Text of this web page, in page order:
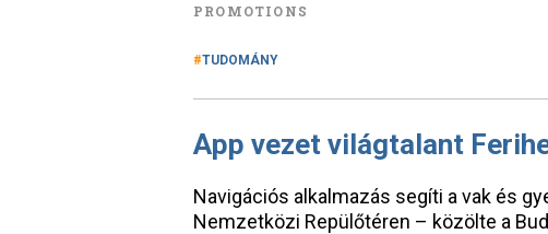
PROMOTIONS
TUDOMÁNY
App vezet világtalant
Navigációs alkalmazás segíti a vak és
Nemzetközi Repülőtéren – közölte a